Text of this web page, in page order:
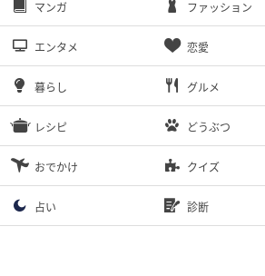
マンガ ファッション
エンタメ 恋愛
暮らし グルメ
レシピ どうぶつ
おでかけ クイズ
占い 診断